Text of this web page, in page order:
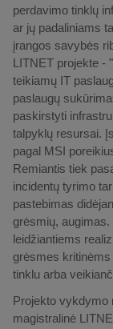
perdavimo tinklų
ar jų padaliniams
įrangos savybės
LITNET projekte -
teikiamų IT
paslaugų
paskirstyti
talpyklų resursai.
pagal MSI
Remiantis tiek
incidentų tyrimo
pastebimas
grėsmių,
leidžiantiems
grėsmes
tinklu arba
Projekto vykdymo
magistralinė